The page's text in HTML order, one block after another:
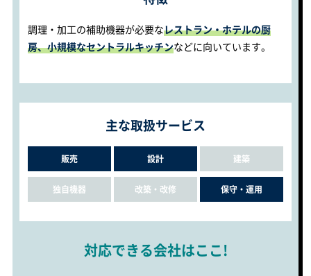
調理・加工の補助機器が必要なレストラン・ホテルの厨
房、小規模なセントラルキッチンなどに向いています。
主な取扱サービス
販売 設計 建築
独自機器 改築・改修 保守・運用
対応できる会社はここ!